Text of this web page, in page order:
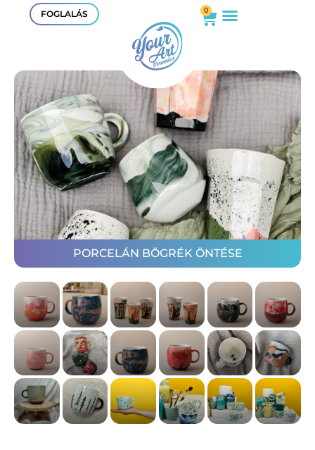
FOGLALÁS 0
PORCELÁN BÖGRÉK ÖNTÉSE